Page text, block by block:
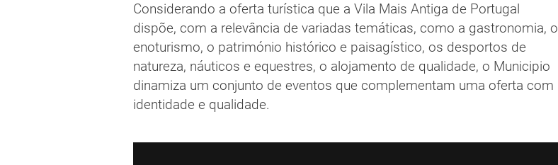
Considerando a oferta turística que a Vila Mais Antiga de Portugal
dispõe, com a relevância de variadas temáticas, como a gastronomia, o
enoturismo, o património histórico e paisagístico, os desportos de
natureza, náuticos e equestres, o alojamento de qualidade, o Municipio
dinamiza um conjunto de eventos que complementam uma oferta com
identidade e qualidade.